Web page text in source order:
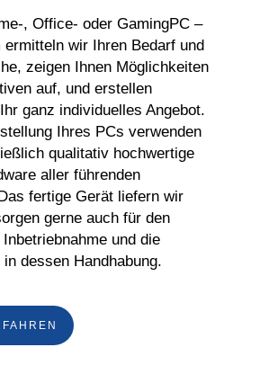
, Office- oder GamingPC –
ermitteln wir Ihren Bedarf und
zeigen Ihnen Möglichkeiten
auf, und erstellen
ganz individuelles Angebot.
Ihres PCs verwenden
qualitativ hochwertige
aller führenden
fertige Gerät liefern wir
gerne auch für den
und die
dessen Handhabung.